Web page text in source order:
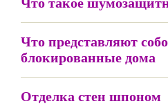
Что представляют
блокированные дома
Отделка стен шпоном